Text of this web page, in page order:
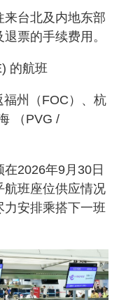
来台北及内地东部
票的手续费用。
的航班
州（FOC）、杭
（PVG /
2026年9月30日
航班座位供应情况
力安排乘搭下一班